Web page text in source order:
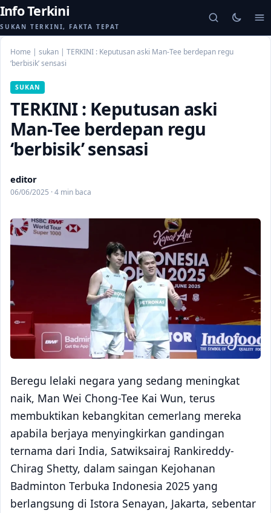
Info Terkini
SUKAN TERKINI, FAKTA TEPAT
Home | sukan | TERKINI : Keputusan aski Man-Tee berdepan regu
‘berbisik’ sensasi
SUKAN
TERKINI : Keputusan aski
Man-Tee berdepan regu
‘berbisik’ sensasi
editor
06/06/2025 · 4 min baca
Beregu lelaki negara yang sedang meningkat
naik, Man Wei Chong-Tee Kai Wun, terus
membuktikan kebangkitan cemerlang mereka
apabila berjaya menyingkirkan gandingan
ternama dari India, Satwiksairaj Rankireddy-
Chirag Shetty, dalam saingan Kejohanan
Badminton Terbuka Indonesia 2025 yang
berlangsung di Istora Senayan, Jakarta, sebentar